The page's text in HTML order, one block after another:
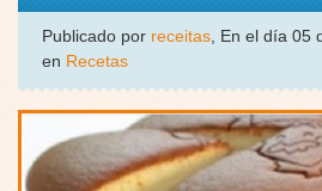
Publicado por receitas, En el día 05
en Recetas